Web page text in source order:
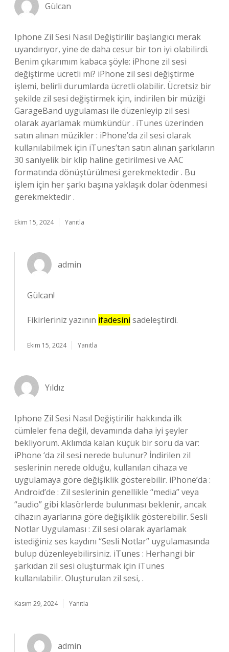
Gülcan
Iphone Zil Sesi Nasıl Değiştirilir başlangıcı merak
uyandırıyor, yine de daha cesur bir ton iyi olabilirdi.
Benim çıkarımım kabaca şöyle: iPhone zil sesi
değiştirme ücretli mi? iPhone zil sesi değiştirme
işlemi, belirli durumlarda ücretli olabilir. Ücretsiz bir
şekilde zil sesi değiştirmek için, indirilen bir müziği
GarageBand uygulaması ile düzenleyip zil sesi
olarak ayarlamak mümkündür . iTunes üzerinden
satın alınan müzikler : iPhone’da zil sesi olarak
kullanılabilmek için iTunes’tan satın alınan şarkıların
30 saniyelik bir klip haline getirilmesi ve AAC
formatında dönüştürülmesi gerekmektedir . Bu
işlem için her şarkı başına yaklaşık dolar ödenmesi
gerekmektedir .
Ekim 15, 2024 Yanıtla
admin
Gülcan!
Fikirleriniz yazının ifadesini sadeleştirdi.
Ekim 15, 2024 Yanıtla
Yıldız
Iphone Zil Sesi Nasıl Değiştirilir hakkında ilk
cümleler fena değil, devamında daha iyi şeyler
bekliyorum. Aklımda kalan küçük bir soru da var:
iPhone ‘da zil sesi nerede bulunur? İndirilen zil
seslerinin nerede olduğu, kullanılan cihaza ve
uygulamaya göre değişiklik gösterebilir. iPhone’da :
Android’de : Zil seslerinin genellikle “media” veya
“audio” gibi klasörlerde bulunması beklenir, ancak
cihazın ayarlarına göre değişiklik gösterebilir. Sesli
Notlar Uygulaması : Zil sesi olarak ayarlamak
istediğiniz ses kaydını “Sesli Notlar” uygulamasında
bulup düzenleyebilirsiniz. iTunes : Herhangi bir
şarkıdan zil sesi oluşturmak için iTunes
kullanılabilir. Oluşturulan zil sesi, .
Kasım 29, 2024 Yanıtla
admin